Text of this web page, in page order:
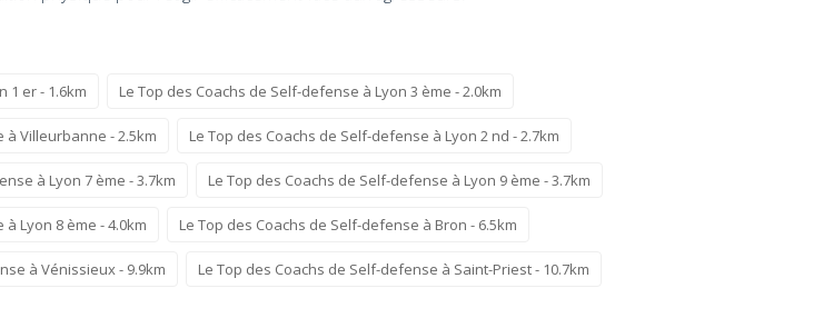
1 er - 1.6km Le Top des Coachs de Self-defense à Lyon 3 ème - 2.0km
à Villeurbanne - 2.5km Le Top des Coachs de Self-defense à Lyon 2 nd - 2.7km
à Lyon 7 ème - 3.7km Le Top des Coachs de Self-defense à Lyon 9 ème - 3.7km
Lyon 8 ème - 4.0km Le Top des Coachs de Self-defense à Bron - 6.5km
à Vénissieux - 9.9km Le Top des Coachs de Self-defense à Saint-Priest - 10.7km